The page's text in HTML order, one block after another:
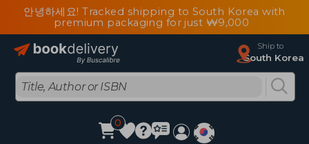
안녕하세요! Tracked shipping to South Korea with
premium packaging for just ₩9,000
Ship to
South Korea
0